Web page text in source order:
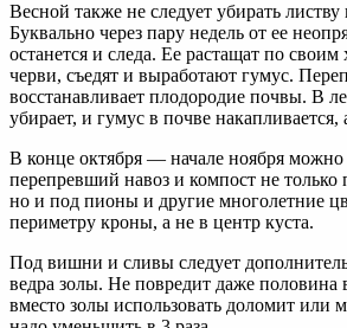
Весной также не следует убирать листву
Буквально через пару недель от ее
останется и следа. Ее растащат по
черви, съедят и выработают гумус.
восстанавливает плодородие почвы. В
убирает, и гумус в почве накапливается,
В конце октября — начале ноября можно
перепревший навоз и компост не только
но и под пионы и другие многолетние
периметру кроны, а не в центр куста.
Под вишни и сливы следует
ведра золы. Не повредит даже
вместо золы использовать доломит или